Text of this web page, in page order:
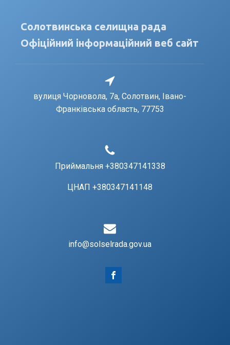
Солотвинська селищна рада
Офіційний інформаційний веб сайт
вулиця Чорновола, 7a, Солотвин, Івано-
Франківська область, 77753
Приймальня +380347141338
ЦНАП +380347141148
info@solselrada.gov.ua